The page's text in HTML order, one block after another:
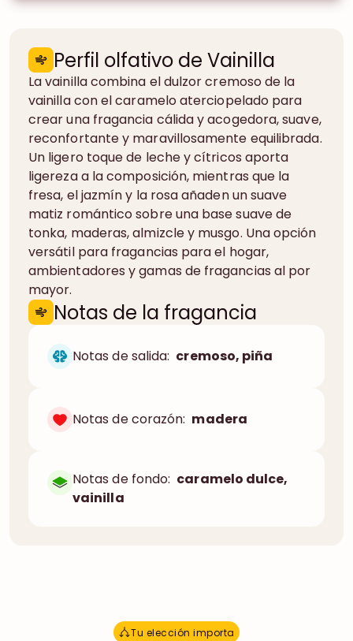
Perfil olfativo de Vainilla
La vainilla combina el dulzor cremoso de la
vainilla con el caramelo aterciopelado para
crear una fragancia cálida y acogedora, suave,
reconfortante y maravillosamente equilibrada.
Un ligero toque de leche y cítricos aporta
ligereza a la composición, mientras que la
fresa, el jazmín y la rosa añaden un suave
matiz romántico sobre una base suave de
tonka, maderas, almizcle y musgo. Una opción
versátil para fragancias para el hogar,
ambientadores y gamas de fragancias al por
mayor.
Notas de la fragancia
Notas de salida: cremoso, piña
Notas de corazón: madera
Notas de fondo: caramelo dulce,
vainilla
Tu elección importa
Tu elección importa